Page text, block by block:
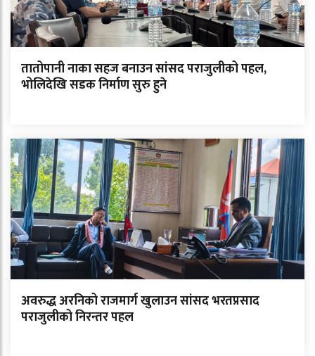
तातोपानी नाका सहज बनाउन सांसद पराजुलीको पहल,
भोलिदेखि सडक निर्माण सुरु हुने
अवरुद्ध अरनिको राजमार्ग खुलाउन सांसद भरतप्रसाद
पराजुलीको निरन्तर पहल